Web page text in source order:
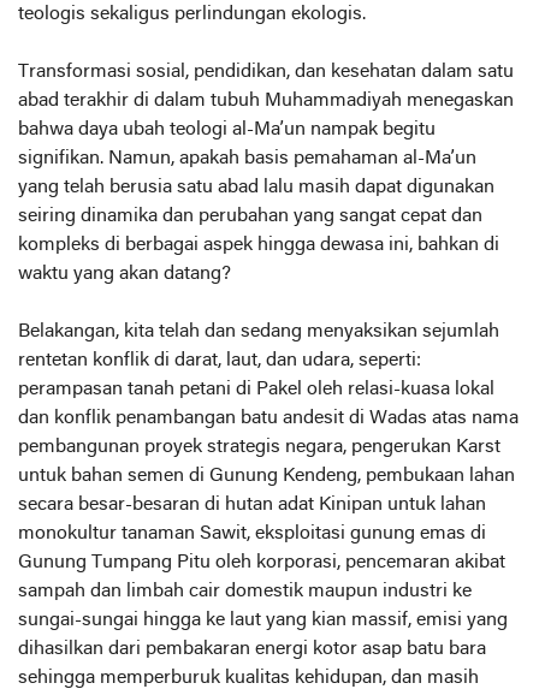
teologis sekaligus perlindungan ekologis.
Transformasi sosial, pendidikan, dan kesehatan dalam satu
abad terakhir di dalam tubuh Muhammadiyah menegaskan
bahwa daya ubah teologi al-Ma’un nampak begitu
signifikan. Namun, apakah basis pemahaman al-Ma’un
yang telah berusia satu abad lalu masih dapat digunakan
seiring dinamika dan perubahan yang sangat cepat dan
kompleks di berbagai aspek hingga dewasa ini, bahkan di
waktu yang akan datang?
Belakangan, kita telah dan sedang menyaksikan sejumlah
rentetan konflik di darat, laut, dan udara, seperti:
perampasan tanah petani di Pakel oleh relasi-kuasa lokal
dan konflik penambangan batu andesit di Wadas atas nama
pembangunan proyek strategis negara, pengerukan Karst
untuk bahan semen di Gunung Kendeng, pembukaan lahan
secara besar-besaran di hutan adat Kinipan untuk lahan
monokultur tanaman Sawit, eksploitasi gunung emas di
Gunung Tumpang Pitu oleh korporasi, pencemaran akibat
sampah dan limbah cair domestik maupun industri ke
sungai-sungai hingga ke laut yang kian massif, emisi yang
dihasilkan dari pembakaran energi kotor asap batu bara
sehingga memperburuk kualitas kehidupan, dan masih